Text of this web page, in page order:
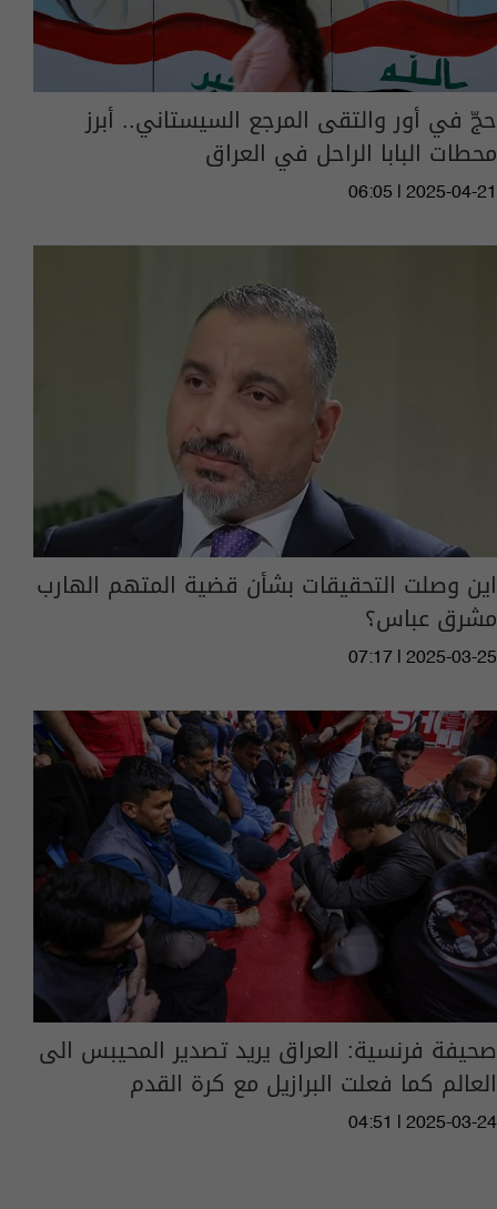
حجّ في أور والتقى المرجع السيستاني.. أبرز
محطات البابا الراحل في العراق
06:05 | 2025-04-21
اين وصلت التحقيقات بشأن قضية المتهم الهارب
مشرق عباس؟
07:17 | 2025-03-25
صحيفة فرنسية: العراق يريد تصدير المحيبس الى
العالم كما فعلت البرازيل مع كرة القدم
04:51 | 2025-03-24